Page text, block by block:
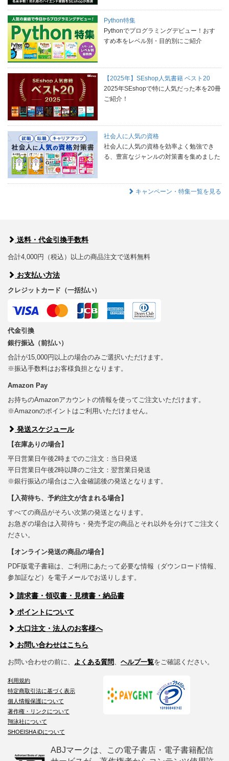
Python特集
Pythonでプログラミングデビュー！おす
すめ本をレベル別・目的別にご紹介
【2025年】SEshop人気書籍 ベスト20
2025年SEshopで特に人気だった本を20冊
ご紹介！
社会人に人気の資格
社会人に人気の資格を効率よく勉強でき
る、豊富なジャンルの対策書を集めました
キャンペーン・特集一覧を見る
送料・代金引換手数料
合計4,000円（税込）以上の商品注文で送料無料
お支払い方法
クレジットカード（一括払い）
代金引換
銀行振込（前払い）
合計が15,000円以上の場合のみご選択いただけます。
※振込手数料はお客様負担となります。
Amazon Pay
お持ちのAmazonアカウントの情報を使ってご注文いただけます。
※Amazonのポイントはご利用いただけません。
発送スケジュール
【在庫ありの場合】
平日営業日午後2時までのご注文：当日発送
平日営業日午後2時以降のご注文：翌営業日発送
※銀行振込の場合はご入金確認後の発送となります。
【入荷待ち、予約注文が含まれる場合】
すべての商品がそろい次第の発送となります。
お急ぎの場合は入荷待ち・発売予定の商品とそれ以外を分けてご注文く
ださい。
【オンライン発送の商品の場合】
PDF版電子書籍は、ご利用にあたって必要な情報（ダウンロード情報、
参加証など）を電子メールでお送りします。
請求書・領収書・見積書・納品書
ポイントについて
大口注文・法人のお客様へ
お問い合わせはこちら
お問い合わせの前に、 よくある質問、 ヘルプ一覧をご確認ください。
利用規約
特定商取引法に基づく表示
個人情報保護について
著作権・リンクについて
翔泳社について
SHOEISHA iDについて
ABJマークは、この電子書店・電子書籍配信